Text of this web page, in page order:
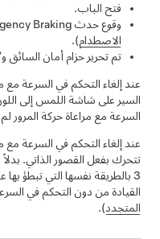
فتح الباب.
وقوع حدث Automatic Emergency Braking (راجع
الاصطدام).
تم تحرير حزام أمان السائق و/
عند إلغاءالتحكم في السرعة مع
السير على شاشة اللمسإلى اللون
السرعة مع مراعاة حركة المرورلم
عند إلغاءالتحكم في السرعة مع
تتحرك بفعل القصور الذاتي. بدلاً
بالطريقة نفسها التي تبطؤ بها
القيادة من دونالتحكم في السرعة
المتجدد).